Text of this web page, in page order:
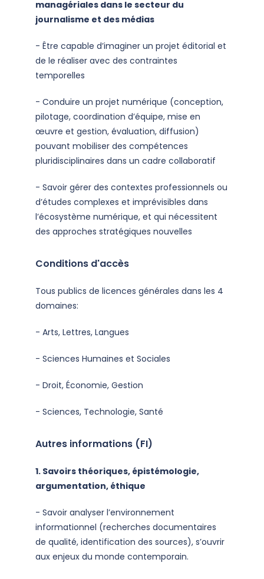
managériales dans le secteur du
journalisme et des médias
- Être capable d’imaginer un projet éditorial et
de le réaliser avec des contraintes
temporelles
- Conduire un projet numérique (conception,
pilotage, coordination d’équipe, mise en
œuvre et gestion, évaluation, diffusion)
pouvant mobiliser des compétences
pluridisciplinaires dans un cadre collaboratif
- Savoir gérer des contextes professionnels ou
d’études complexes et imprévisibles dans
l’écosystème numérique, et qui nécessitent
des approches stratégiques nouvelles
Conditions d'accès
Tous publics de licences générales dans les 4
domaines:
- Arts, Lettres, Langues
- Sciences Humaines et Sociales
- Droit, Économie, Gestion
- Sciences, Technologie, Santé
Autres informations (FI)
1. Savoirs théoriques, épistémologie,
argumentation, éthique
- Savoir analyser l’environnement
informationnel (recherches documentaires
de qualité, identification des sources), s’ouvrir
aux enjeux du monde contemporain.